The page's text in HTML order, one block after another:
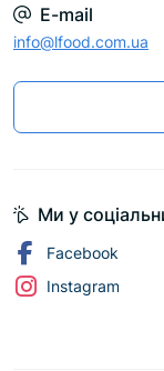
причин, чому
Vikan:
Один
потреби;
Захист від
Забезпечує
Ідеальне
E-mail
info@lfood.com.ua
Ми у
Facebook
Instagram